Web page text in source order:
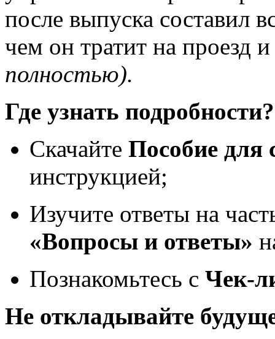
после выпуска составил
чем он тратит на проезд
полностью).
Где узнать подробности?
Скачайте Пособие для
инструкцией;
Изучите ответы на
«Вопросы и ответы»
Познакомьтесь с Чек-
Не откладывайте